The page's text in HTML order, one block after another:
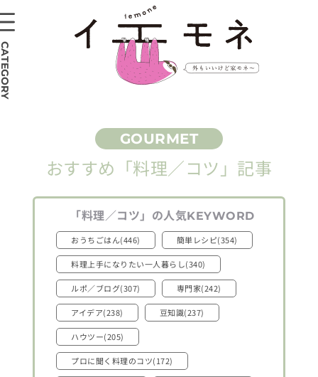
おすすめ 「料理／コツ」 記事
「料理／コツ」 の人気KEYWORD
おうちごはん(446) 簡単レシピ(354)
料理上手になりたい一人暮らし(340)
ルポ／ブログ(307) 専門家(242)
アイデア(238) 豆知識(237)
ハウツー(205)
プロに聞く料理のコツ(172)